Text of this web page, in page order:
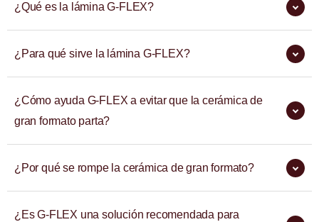
¿Qué es la lámina G-FLEX?
¿Para qué sirve la lámina G-FLEX?
¿Cómo ayuda G-FLEX a evitar que la cerámica de
gran formato parta?
¿Por qué se rompe la cerámica de gran formato?
¿Es G-FLEX una solución recomendada para